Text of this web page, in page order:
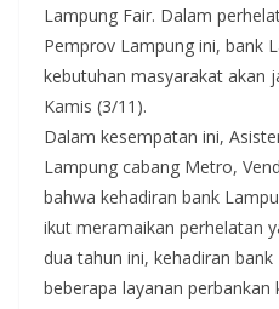
Lampung Fair. Dalam
Pemprov Lampung ini, bank
kebutuhan masyarakat akan
Kamis (3/11).
Dalam kesempatan ini,
Lampung cabang Metro,
bahwa kehadiran bank
ikut meramaikan perhelatan
dua tahun ini, kehadiran
beberapa layanan perbankan